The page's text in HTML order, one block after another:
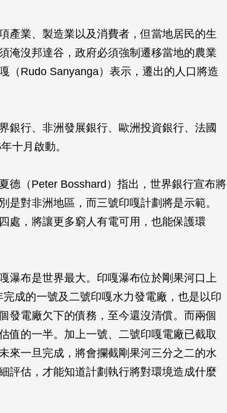
產業、製造業以及消費者，但當地居民的生
淹沒邦達谷，政府必須強制遷移當地的農業
（Rudo Sanyanga）表示，遷出的人口將造
銀行、非洲發展銀行、歐洲投資銀行、法國
十月啟動。
德（Peter Bosshard）指出，世界銀行宣布將
是對非洲地區，而三號印嘎計劃將是示範。
處，將讓更多窮人有電可用，也能保護環
瀑布是世界最大。印嘎瀑布位於剛果河口上
成的一號及二號印嘎水力發電廠，也是以印
發電廠欠下的債務，至今還沒清償。而兩個
值的一半。加上一號、二號印嘎電廠已截取
來一旦完成，將會攔截剛果河三分之二的水
評估，才能知道計劃執行將對環境造成什麼